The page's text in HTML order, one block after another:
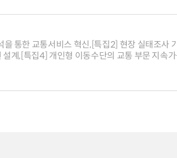
통한 교통서비스 혁신,[특집2] 현장 실태조사
계,[특집4] 개인형 이동수단의 교통 부문 지속
모빌리티 발전 전략,[특집7] 코로나19 엔데믹
티, MaaS 지향하는 글로벌 통합 모빌리티 서비
‘기후위기 대응을 위한 녹색교통 콘퍼런스